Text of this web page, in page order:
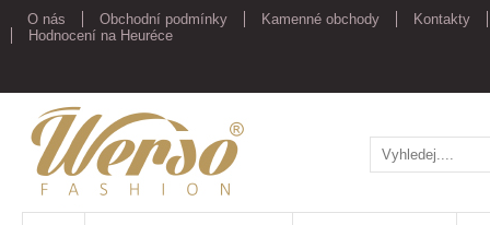
O nás Obchodní podmínky Kamenné obchody
Kontakty
Hodnocení na Heuréce
Werso